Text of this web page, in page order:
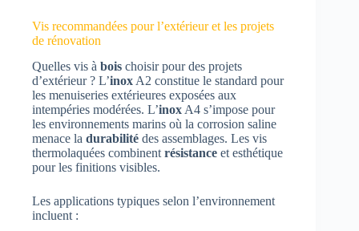
Vis recommandées pour l’extérieur et les projets
de rénovation
Quelles vis à bois choisir pour des projets
d’extérieur ? L’inoxA2 constitue le standard pour
les menuiseries extérieures exposées aux
intempéries modérées. L’inoxA4 s’impose pour
les environnements marins où la corrosion saline
menace la durabilité des assemblages. Les vis
thermolaquées combinentrésistance et esthétique
pour les finitions visibles.
Les applications typiques selon l’environnement
incluent :